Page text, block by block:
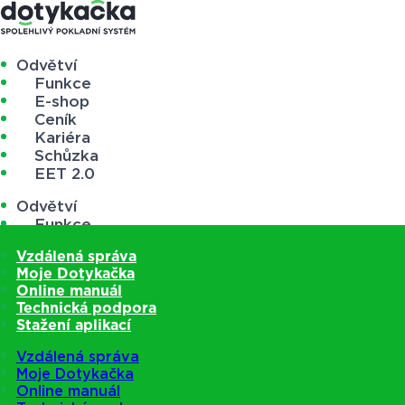
Odvětví
Funkce
E-shop
Ceník
Kariéra
Schůzka
EET 2.0
Odvětví
Funkce
Ceník
Kariéra
Schůzka
EET 2.0
Vzdálená správa
Moje Dotykačka
Online manuál
Technická podpora
Stažení aplikací
Vzdálená správa
Moje Dotykačka
Online manuál